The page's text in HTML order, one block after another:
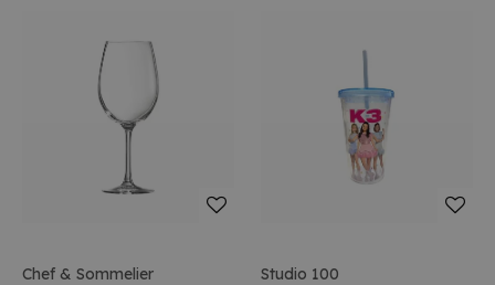
Chef & Sommelier Studio 100